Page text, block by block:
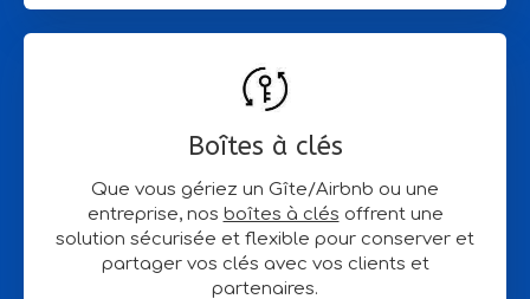
Boîtes à clés
Que vous gériez un Gîte/Airbnb ou une
entreprise, nos boîtes à clés offrent une
solution sécurisée et flexible pour conserver et
partager vos clés avec vos clients et
partenaires.